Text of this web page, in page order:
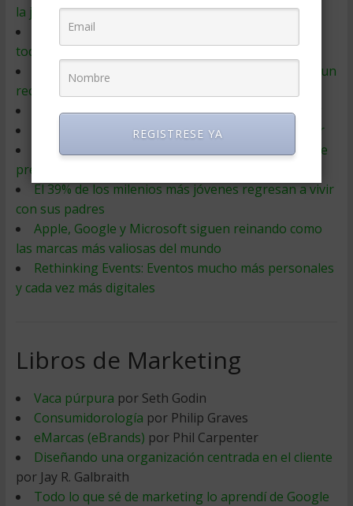
la jubilación en España
El poder de los precios psicológicos: ¿reaccionan
todos los consumidores igual ante ellos?
52% de los milleniials ahora vive con sus padres, un
record
7 estrategias digitales para tu Plan de Marketing
Estrategias de marketing a la hora de emprender
Subastas: Cómo saber cuánto vale lo que no tiene
precio
El 39% de los milenios más jóvenes regresan a vivir
con sus padres
Apple, Google y Microsoft siguen reinando como
las marcas más valiosas del mundo
Rethinking Events: Eventos mucho más personales
y cada vez más digitales
Libros de Marketing
Vaca púrpura por Seth Godin
Consumidorología por Philip Graves
eMarcas (eBrands) por Phil Carpenter
Diseñando una organización centrada en el cliente
por Jay R. Galbraith
Todo lo que sé de marketing lo aprendí de Google
REGISTRESE YA